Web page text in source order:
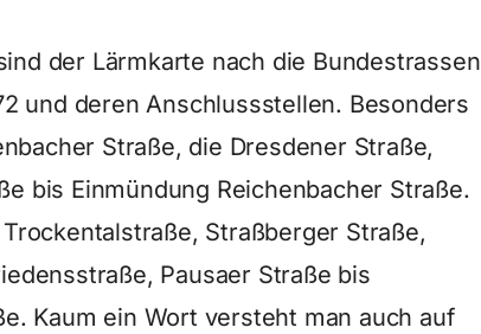
der Lärmkarte nach die Bundestrassen
und deren Anschlussstellen. Besonders
Straße, die Dresdener Straße,
bis Einmündung Reichenbacher Straße.
Straßberger Straße,
Pausaer Straße bis
Kaum ein Wort versteht man auch auf